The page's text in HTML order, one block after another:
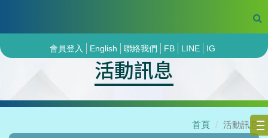
會員登入 English 聯絡我們 FB LINE IG
活動訊息
首頁 活動訊息